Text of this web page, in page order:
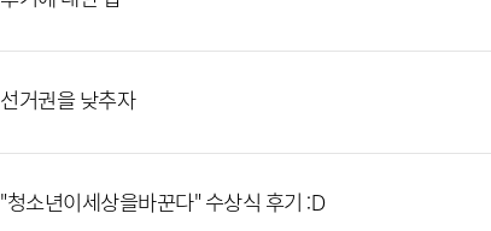
선거권을 낮추자
"청소년이세상을바꾼다" 수상식 후기 :D